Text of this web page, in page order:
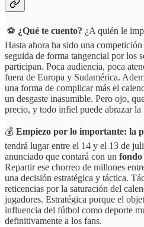
⚽ ¿Qué te cuento? ¿A quién le
Hasta ahora ha sido una
seguida de forma tangencial por los
participan. Poca audiencia, poca
fuera de Europa y Sudamérica.
una forma de complicar más el
un desgaste inasumible. Pero ojo,
precio, y todo infiel puede abrazar
💰 Empiezo por lo importante: la
tendrá lugar entre el 14 y el 13 de
anunciado que contará con un fondo
Repartir ese chorreo de millones
una decisión estratégica y táctica.
reticencias por la saturación del
jugadores. Estratégica porque el
influencia del fútbol como deporte
definitivamente a los fans.